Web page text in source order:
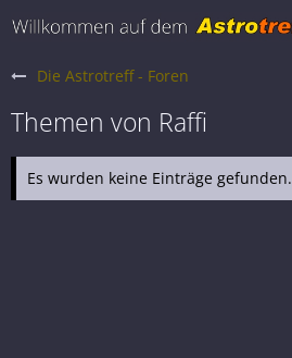
Die Astrotreff - Foren
Themen von Raffi
Es wurden keine Einträge gefunden.